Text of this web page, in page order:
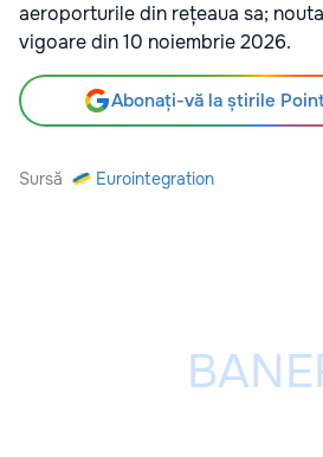
aeroporturile din rețeaua sa;
vigoare din 10 noiembrie 2026.
Abonați-vă la știrile
Sursă Eurointegration